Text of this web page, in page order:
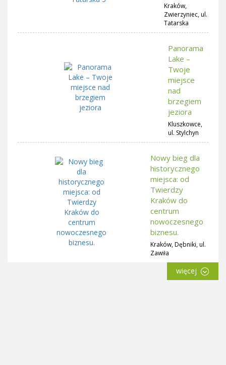
Kraków,
Zwierzyniec, ul.
Tatarska
Panorama
Lake –
Twoje
miejsce
nad
brzegiem
jeziora
Kluszkowce,
ul. Stylchyn
Nowy bieg dla
historycznego
miejsca: od
Twierdzy
Kraków do
centrum
nowoczesnego
biznesu.
Kraków, Dębniki, ul.
Zawiła
więcej